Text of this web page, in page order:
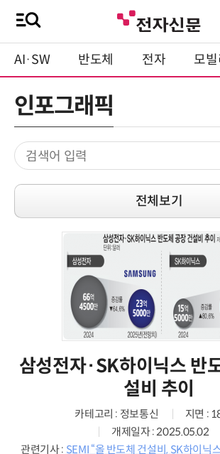
AI·SW 반도체 전자 모빌
인포그래픽
전체보기
삼성전자·SK하이닉스 반
설비 추이
카테고리 : 정보통신
지면 :
개제일자 : 2025.05.02
관련기사 : SEMI “올 반도체 건설비, SK하이닉